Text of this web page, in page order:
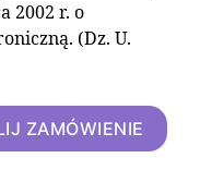
2002 r. o
(Dz. U.
ZAMÓWIENIE